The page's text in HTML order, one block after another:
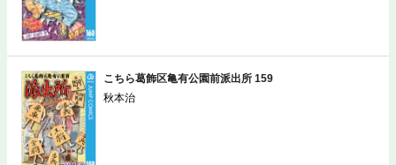
こちら葛飾区亀有公園前派出所 159
秋本治